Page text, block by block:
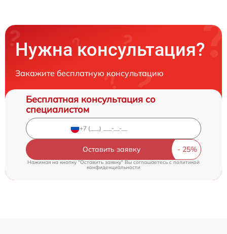
Нужна консультация?
Закажите бесплатную консультацию
Бесплатная консультация со
специалистом
Оставить заявку
Нажимая на кнопку "Оставить заявку" Вы соглашаетесь cполитикой
конфиденциальности